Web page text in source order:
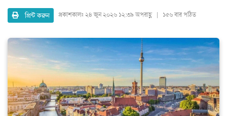
প্রিন্ট করুন প্রকাশকালঃ ২৪ জুন ২০২৬ ১২:৩৯ অপরাহ্ণ | ১৫৬ বার পঠিত